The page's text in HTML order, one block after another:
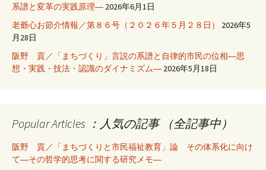
系譜と変革の実践原理― 2026年6月1日
老爺心お節介情報／第８６号（２０２６年５月２８日）
2026年5
月28日
阪野 貢／「まちづくり」言説の系譜と自律的市民の位相―思
想・実践・技法・認識のダイナミズム― 2026年5月18日
Popular Articles ：人気の記事 （全記事中）
阪野 貢／「まちづくりと市民福祉教育」論 その体系化に向け
て―その哲学的思考に関する研究メモ―